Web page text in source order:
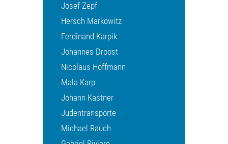
Josef Zepf
Hersch Markowitz
Ferdinand Karpik
Johannes Droost
Nicolaus Hoffmann
Mala Karp
Johann Kastner
Judentransporte
Michael Rauch